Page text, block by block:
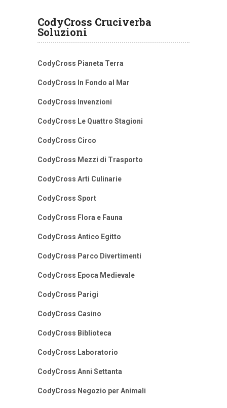
CodyCross Cruciverba
Soluzioni
CodyCross Pianeta Terra
CodyCross In Fondo al Mar
CodyCross Invenzioni
CodyCross Le Quattro Stagioni
CodyCross Circo
CodyCross Mezzi di Trasporto
CodyCross Arti Culinarie
CodyCross Sport
CodyCross Flora e Fauna
CodyCross Antico Egitto
CodyCross Parco Divertimenti
CodyCross Epoca Medievale
CodyCross Parigi
CodyCross Casino
CodyCross Biblioteca
CodyCross Laboratorio
CodyCross Anni Settanta
CodyCross Negozio per Animali